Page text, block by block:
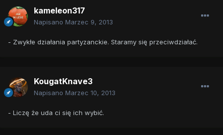
kameleon317
Napisano Marzec 9, 2013
- Zwykłe działania partyzanckie. Staramy się przeciwdziałać.
KougatKnave3
Napisano Marzec 10, 2013
- Liczę że uda ci się ich wybić.